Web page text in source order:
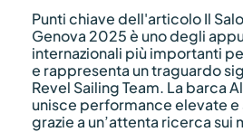
Revel
SailingTeam
Punti chiave dell'articolo Il
Genova 2025 è uno degli
internazionali più importanti
e rappresenta un traguardo
Revel Sailing Team. La barca
unisce performance elevate
grazie a un’attenta ricerca sui